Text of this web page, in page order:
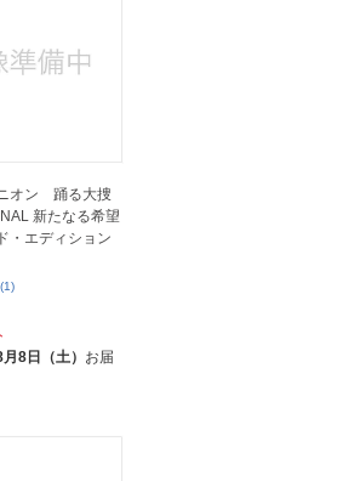
オン 踊る大捜
新たなる希望
・エディション
(1)
月8日（土） お届